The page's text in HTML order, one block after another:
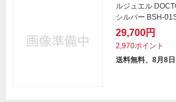
ルジュエル
シルバー BSH-
29,700円
2,970ポイント
送料無料、8月8日